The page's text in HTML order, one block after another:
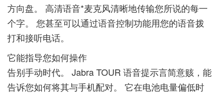
方向盘。 高清语音*麦克风清晰地传输您所说的每一
个字。 您甚至可以通过语音控制功能用您的语音拨
打和接听电话。
它能指导您如何操作
告别手动时代。 Jabra TOUR 语音提示言简意赅，能
告诉您如何将其与手机配对。 它在电池电量偏低时